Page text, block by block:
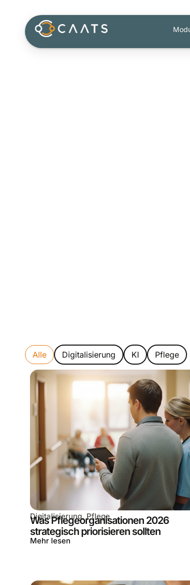
Digitalisierung KI Pflege
Alle
Digitalisierung,Pflege
Was Pflegeorganisationen 2026
strategisch priorisieren sollten
Mehr lesen